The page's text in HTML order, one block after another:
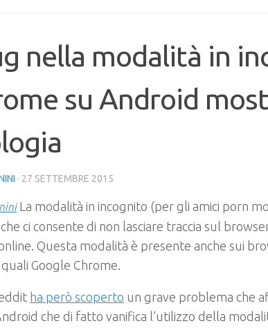
nella modalità in
su Android
· 27 SETTEMBRE 2015
La modalità in incognito (per gli amici porn
ci consente di non lasciare traccia sul
Questa modalità è presente anche sui
Google Chrome.
ha però scoperto un grave problema che
che di fatto vanifica l’utilizzo della